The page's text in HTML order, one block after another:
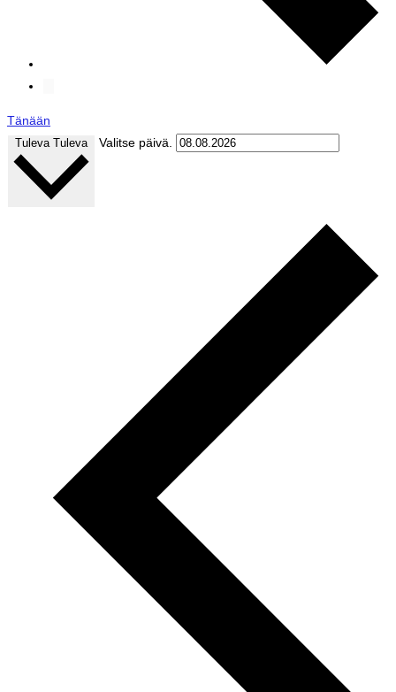
Tänään
Tuleva Tuleva Valitse päivä.